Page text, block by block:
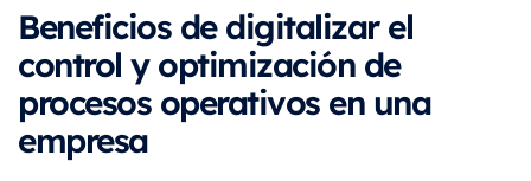
Beneficios de digitalizar el
control y optimización de
procesos operativos en una
empresa